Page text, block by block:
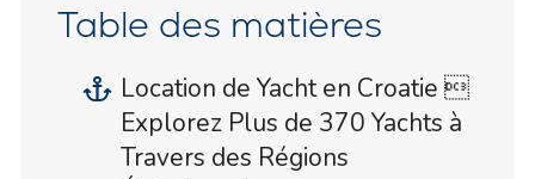
Table des matières
Location de Yacht en Croatie 
Explorez Plus de 370 Yachts à
Travers des Régions